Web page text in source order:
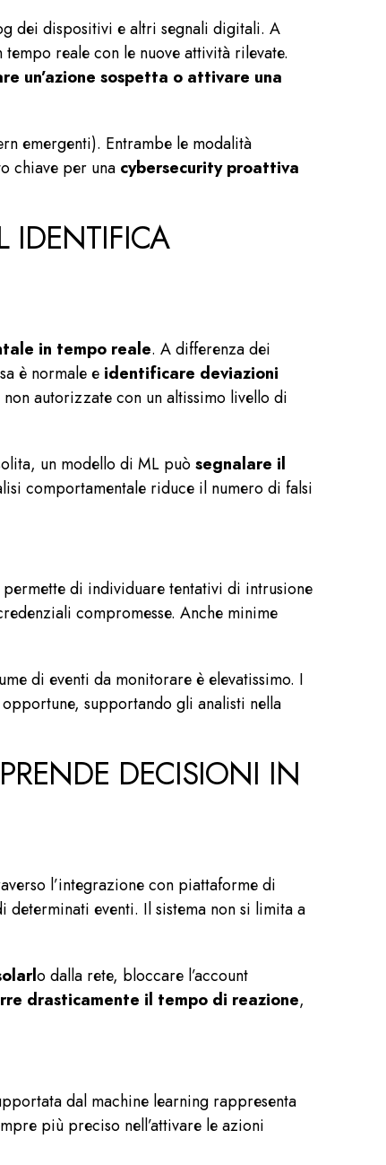
dei dispositivi e altri segnali digitali. A
reale con le nuove attività rilevate.
un’azione sospetta o attivare una
emergenti). Entrambe le modalità
chiave per una cybersecurity proattiva
IDENTIFICA
in tempo reale. A differenza dei
è normale e identificare deviazioni
autorizzate con un altissimo livello di
un modello di ML può segnalare il
comportamentale riduce il numero di falsi
permette di individuare tentativi di intrusione
compromesse. Anche minime
di eventi da monitorare è elevatissimo. I
supportando gli analisti nella
DECISIONI IN
l’integrazione con piattaforme di
determinati eventi. Il sistema non si limita a
o dalla rete, bloccare l’account
drasticamente il tempo di reazione,
dal machine learning rappresenta
più preciso nell’attivare le azioni